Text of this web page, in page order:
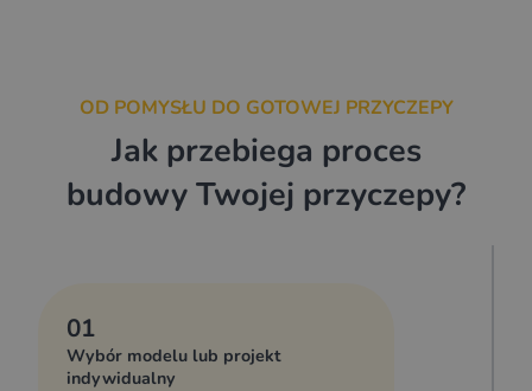
OD POMYSŁU DO GOTOWEJ PRZYCZEPY
Jak przebiega proces
budowy Twojej przyczepy?
01
Wybór modelu lub projekt
indywidualny